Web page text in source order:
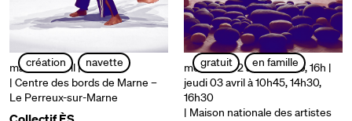
création navette
mardi 1er avril | 20h30
| Centre des bords de Marne –
Le Perreux-sur-Marne
gratuit en famille
mercredi 02 avril à 14h30, 16h |
jeudi 03 avril à 10h45, 14h30,
16h30
| Maison nationale des artistes